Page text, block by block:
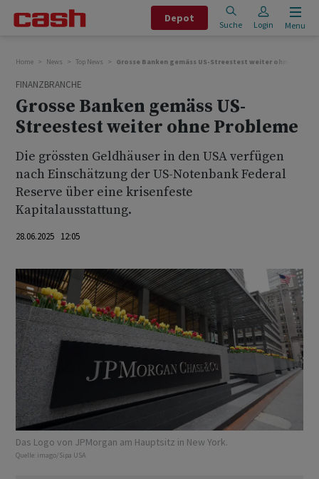
Depot
Suche Login Menu
Home News Top News Grosse Banken gemäss US-Streestest weiter ohne
FINANZBRANCHE
Grosse Banken gemäss US-
Streestest weiter ohne Probleme
Die grössten Geldhäuser in den USA verfügen
nach Einschätzung der US-Notenbank Federal
Reserve über eine krisenfeste
Kapitalausstattung.
28.06.2025 12:05
Das Logo von JPMorgan am Hauptsitz in New York.
Quelle: imago/Sipa USA